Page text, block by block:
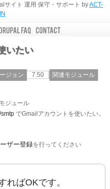
サイト 運用 保守・サポート byACT-
いたい
ジョン 7.50
関連モジュール
ジュール
でGmailアカウントを使いたい。
ザー登録を行ってください
ればOKです。